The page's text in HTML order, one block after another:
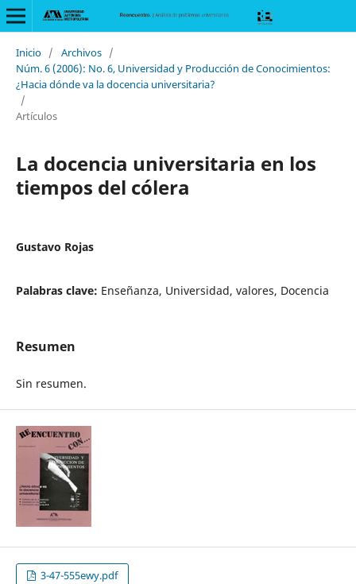
Inicio / Archivos /
Núm. 6 (2006): No. 6, Universidad y Producción de Conocimientos:
¿Hacia dónde va la docencia universitaria?
/
Artículos
La docencia universitaria en los
tiempos del cólera
Gustavo Rojas
Palabras clave: Enseñanza, Universidad, valores, Docencia
Resumen
Sin resumen.
3-47-555ewy.pdf